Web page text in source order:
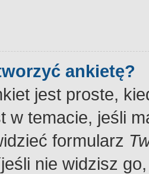
ankietę?
jest proste,
w temacie, jeśli
formularz
nie widzisz